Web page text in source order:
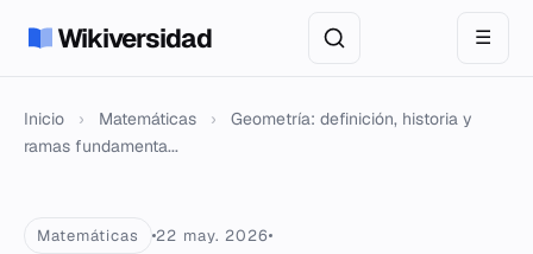
Wikiversidad ☰
Inicio › Matemáticas ›
Geometría: definición, historia y
ramas fundamenta...
Matemáticas 22 may. 2026